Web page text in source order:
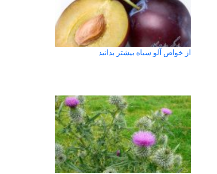
از خواص آلو سیاه بیشتر بدانید